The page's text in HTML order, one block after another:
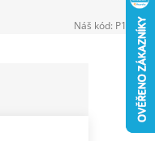
Náš kód: P104384